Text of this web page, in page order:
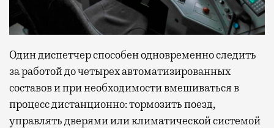
Один диспетчер способен одновременно следить
за работой до четырех автоматизированных
составов и при необходимости вмешиваться в
процесс дистанционно: тормозить поезд,
управлять дверями или климатической системой